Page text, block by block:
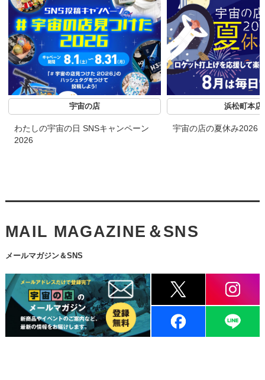
宇宙の店
わたしの宇宙の日 SNSキャンペーン
2026
浜松町本店
宇宙の店の夏休み2026
MAIL MAGAZINE＆SNS
メールマガジン＆SNS